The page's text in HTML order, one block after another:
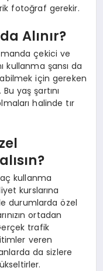
fotoğraf gerekir.
Alınır?
çekici ve
kullanma şansı da
için gereken
yaş şartını
halinde tır
kullanma
kurslarına
durumlarda özel
ortadan
trafik
veren
da sizlere